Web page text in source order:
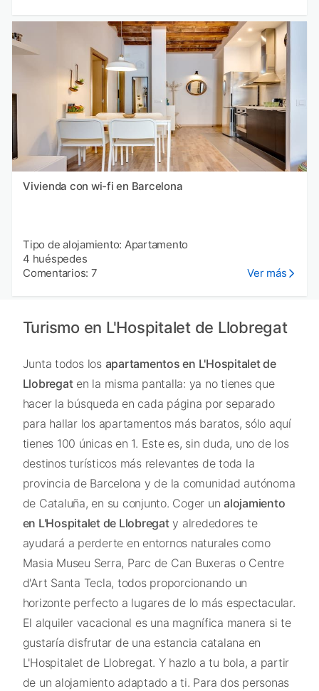
Vivienda con wi-fi en Barcelona
Tipo de alojamiento: Apartamento
4 huéspedes
Comentarios: 7
Ver más
Turismo en L'Hospitalet de Llobregat
Junta todos los apartamentos en L'Hospitalet de
Llobregaten la misma pantalla: ya no tienes que
hacer la búsqueda en cada página por separado
para hallar los apartamentos más baratos, sólo aquí
tienes 100 únicas en 1. Este es, sin duda, uno de los
destinos turísticos más relevantes de toda la
provincia de Barcelona y de la comunidad autónoma
de Cataluña, en su conjunto. Coger un alojamiento
en L'Hospitalet de Llobregaty alrededores te
ayudará a perderte en entornos naturales como
Masia Museu Serra, Parc de Can Buxeras o Centre
d'Art Santa Tecla, todos proporcionando un
horizonte perfecto a lugares de lo más espectacular.
El alquiler vacacional es una magnífica manera si te
gustaría disfrutar de una estancia catalana en
L'Hospitalet de Llobregat. Y hazlo a tu bola, a partir
de un alojamiento adaptado a ti. Para dos personas